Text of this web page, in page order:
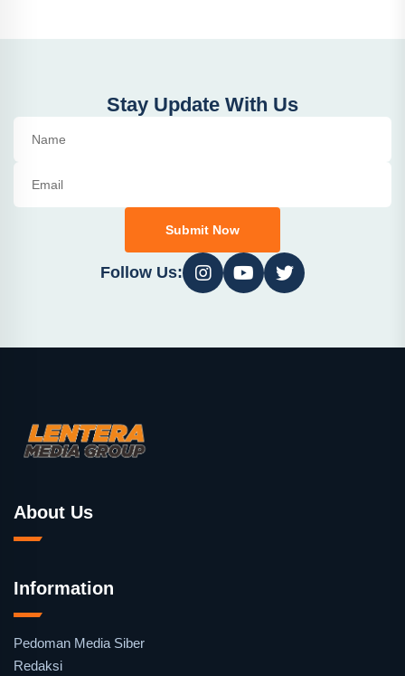
Stay Update With Us
Submit Now
Follow Us:
About Us
Information
Pedoman Media Siber
Redaksi